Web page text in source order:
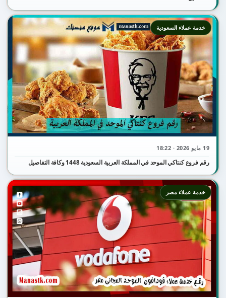
19 مايو 2026 · 18:22
رقم فروع كنتاكي الموحد في المملكة العربية السعودية 1448 وكافة التفاصيل
خدمة عملاء السعودية
خدمة عملاء مصر